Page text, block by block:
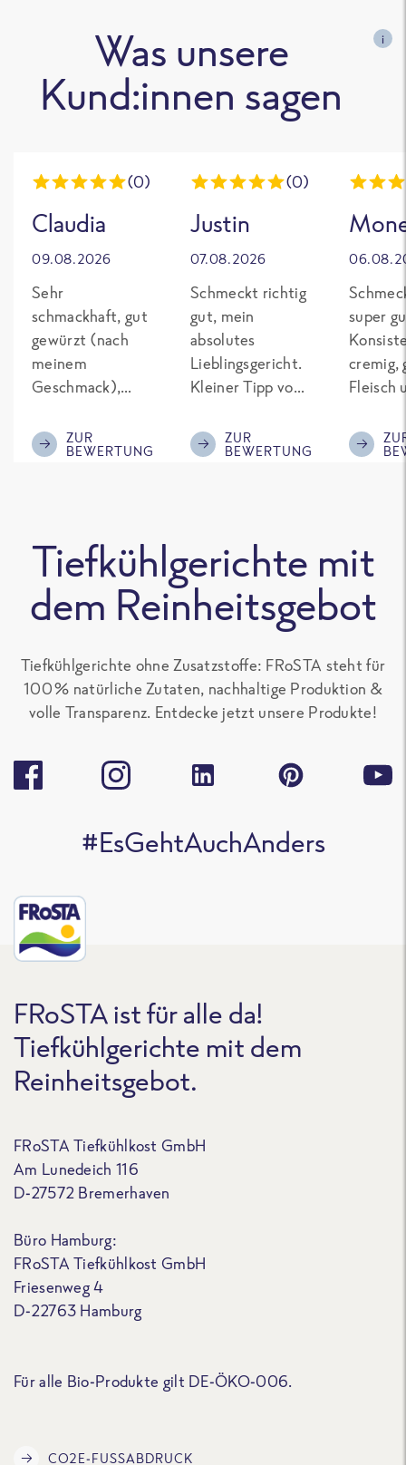
Was unsere
Kund:innen sagen
i
(0)
Claudia
09.08.2026
Sehr
schmackhaft, gut
gewürzt (nach
meinem
Geschmack),
Menge für den
'großen Hunger',
Gerichte, die kein
Paprika
enthalten, sehr
gern.
ZUR
BEWERTUNG
(0)
Justin
07.08.2026
Schmeckt richtig
gut, mein
absolutes
Lieblingsgericht.
Kleiner Tipp von
kleinen Schuss an
Sojasoße mit
besser.
ZUR
BEWERTUNG
super
cremig,
Fleisch
wir auf
nicht
Aber
Tiefkühlgerichte mit
dem Reinheitsgebot
Tiefkühlgerichte ohne Zusatzstoffe: FRoSTA steht für
100 % natürliche Zutaten, nachhaltige Produktion &
volle Transparenz. Entdecke jetzt unsere Produkte!
#EsGehtAuchAnders
FRoSTA ist für alle da!
Tiefkühlgerichte mit dem
Reinheitsgebot.
FRoSTA Tiefkühlkost GmbH
Am Lunedeich 116
D-27572 Bremerhaven
Büro Hamburg:
FRoSTA Tiefkühlkost GmbH
Friesenweg 4
D-22763 Hamburg
Für alle Bio-Produkte gilt DE-ÖKO-006.
CO2E-FUSSABDRUCK